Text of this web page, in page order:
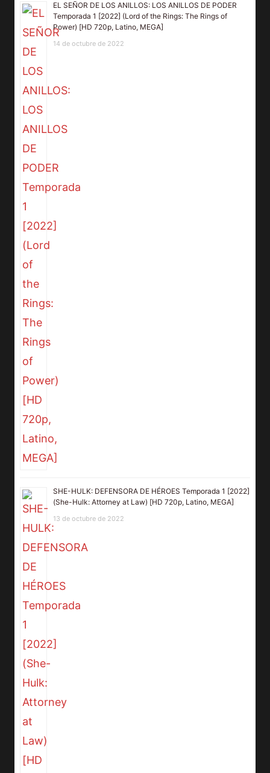
EL SEÑOR DE LOS ANILLOS: LOS ANILLOS DE PODER
Temporada 1 [2022] (Lord of the Rings: The Rings of
Power) [HD 720p, Latino, MEGA]
14 de octubre de 2022
SHE-HULK: DEFENSORA DE HÉROES Temporada 1 [2022]
(She-Hulk: Attorney at Law) [HD 720p, Latino, MEGA]
13 de octubre de 2022